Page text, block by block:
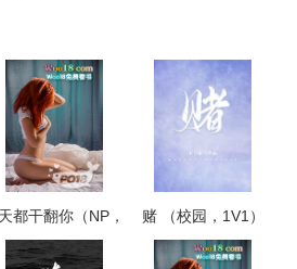
都干翻你（NP，
高H）
赌 （校园，1V1）